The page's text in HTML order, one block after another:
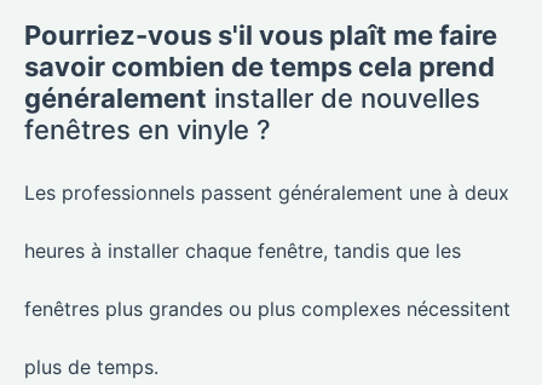
Pourriez-vous s'il vous plaît me faire
savoir combien de temps cela prend
généralement installer de nouvelles
fenêtres en vinyle ?
Les professionnels passent généralement une à deux
heures à installer chaque fenêtre, tandis que les
fenêtres plus grandes ou plus complexes nécessitent
plus de temps.